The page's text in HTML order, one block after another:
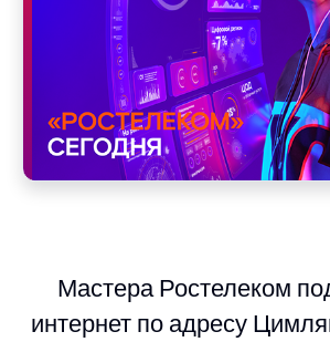
Мастера Ростелеком
интернет по адресу